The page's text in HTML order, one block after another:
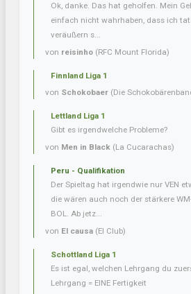
Ok, danke. Das hat geholfen. Mein
einfach nicht wahrhaben, dass ich
veräußern s...
von reisinho (RFC Mount Florida)
Finnland Liga 1
von Schokobaer (Die
Lettland Liga 1
Gibt es irgendwelche Probleme?
von Men in Black (La Cucarachas)
Peru - Qualifikation
Der Spieltag hat irgendwie nur VEN
die wären auch noch der stärkere
BOL. Ab jetz...
von El causa (El Club)
Schottland Liga 1
Es ist egal, welchen Lehrgang du
Lehrgang = EINE Fertigkeit